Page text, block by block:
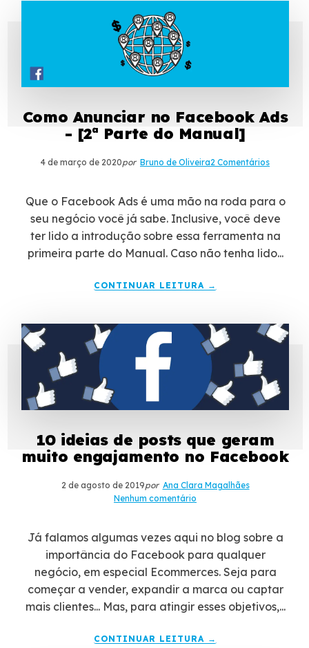
Como Anunciar no Facebook Ads
- [2ª Parte do Manual]
4 de março de 2020por Bruno de Oliveira2 Comentários
Que o Facebook Ads é uma mão na roda para o
seu negócio você já sabe. Inclusive, você deve
ter lido a introdução sobre essa ferramenta na
primeira parte do Manual. Caso não tenha lido...
CONTINUAR LEITURA →
10 ideias de posts que geram
muito engajamento no Facebook
2 de agosto de 2019por Ana Clara Magalhães
Nenhum comentário
Já falamos algumas vezes aqui no blog sobre a
importância do Facebook para qualquer
negócio, em especial Ecommerces. Seja para
começar a vender, expandir a marca ou captar
mais clientes... Mas, para atingir esses objetivos,...
CONTINUAR LEITURA →